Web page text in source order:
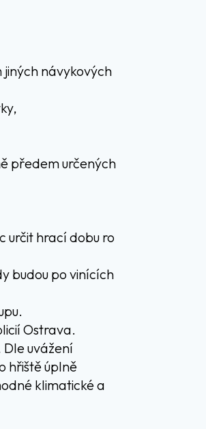
návykových
předem určených
určit hrací dobu ro
budou po vinících
Ostrava.
uvážení
hřiště úplně
klimatické a